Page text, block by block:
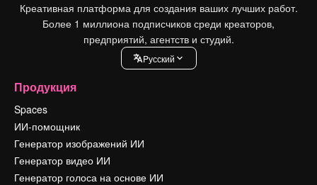
Креативная платформа для создания ваших лучших работ.
Более 1 миллиона подписчиков среди креаторов,
предприятий, агентств и студий.
Pусский
Продукция
Spaces
ИИ-помощник
Генератор изображений ИИ
Генератор видео ИИ
Генератор голоса на основе ИИ